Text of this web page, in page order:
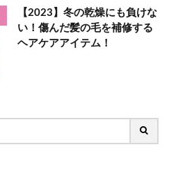
【2023】冬の乾燥にも負けな
い！傷んだ髪の毛を補修する
ヘアケアアイテム！